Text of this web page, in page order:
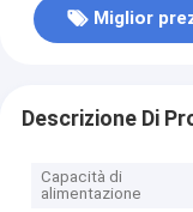
Miglior
Descrizione Di
Capacità di
alimentazione